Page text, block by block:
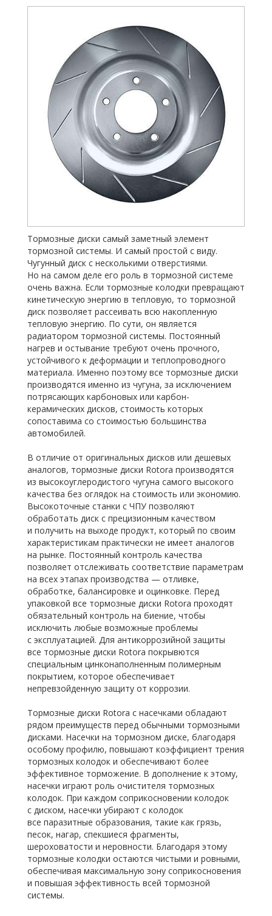
Тормозные диски самый заметный элемент
тормозной системы. И самый простой с виду.
Чугунный диск с несколькими отверстиями.
Но на самом деле его роль в тормозной системе
очень важна. Если тормозные колодки превращают
кинетическую энергию в тепловую, то тормозной
диск позволяет рассеивать всю накопленную
тепловую энергию. По сути, он является
радиатором тормозной системы. Постоянный
нагрев и остывание требуют очень прочного,
устойчивого к деформации и теплопроводного
материала. Именно поэтому все тормозные диски
производятся именно из чугуна, за исключением
потрясающих карбоновых или карбон-
керамических дисков, стоимость которых
сопоставима со стоимостью большинства
автомобилей.
В отличие от оригинальных дисков или дешевых
аналогов, тормозные диски Rotora производятся
из высокоуглеродистого чугуна самого высокого
качества без оглядок на стоимость или экономию.
Высокоточные станки с ЧПУ позволяют
обработать диск с прецизионным качеством
и получить на выходе продукт, который по своим
характеристикам практически не имеет аналогов
на рынке. Постоянный контроль качества
позволяет отслеживать соответствие параметрам
на всех этапах производства — отливке,
обработке, балансировке и оцинковке. Перед
упаковкой все тормозные диски Rotora проходят
обязательный контроль на биение, чтобы
исключить любые возможные проблемы
с эксплуатацией. Для антикоррозийной защиты
все тормозные диски Rotora покрывются
специальным цинконаполненным полимерным
покрытием, которое обеспечивает
непревзойденную защиту от коррозии.
Тормозные диски Rotora с насечками обладают
рядом преимуществ перед обычными тормозными
дисками. Насечки на тормозном диске, благодаря
особому профилю, повышают коэффициент трения
тормозных колодок и обеспечивают более
эффективное торможение. В дополнение к этому,
насечки играют роль очистителя тормозных
колодок. При каждом соприкосновении колодок
с диском, насечки убирают с колодок
все паразитные образования, такие как грязь,
песок, нагар, спекшиеся фрагменты,
шероховатости и неровности. Благодаря этому
тормозные колодки остаются чистыми и ровными,
обеспечивая максимальную зону соприкосновения
и повышая эффективность всей тормозной
системы.